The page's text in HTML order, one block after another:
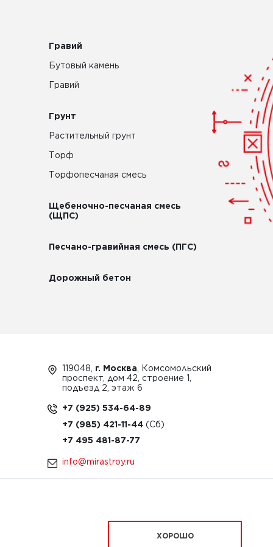
Гравий
Бутовый камень
Гравий
Грунт
Растительный грунт
Торф
Торфопесчаная смесь
Щебеночно-песчаная смесь
(ЩПС)
Песчано-гравийная смесь (ПГС)
Дорожный бетон
119048, г. Москва , Комсомольский
проспект, дом 42, строение 1,
подъезд 2, этаж 6
+7 (925) 534-64-89
+7 (985) 421-11-44
+7 495 481-87-77
info@mirastroy.ru
ХОРОШО